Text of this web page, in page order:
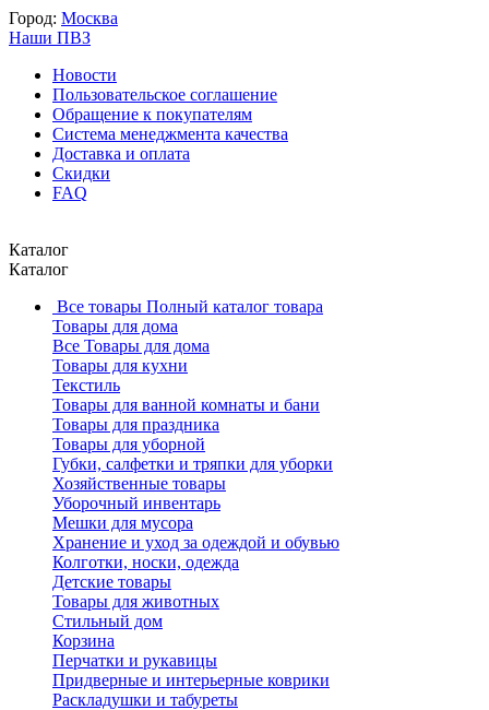
Город: Москва
Наши ПВЗ
Новости
Пользовательское соглашение
Обращение к покупателям
Система менеджмента качества
Доставка и оплата
Скидки
FAQ
Каталог
Каталог
Все товары Полный каталог товара
Товары для дома
Все Товары для дома
Товары для кухни
Текстиль
Товары для ванной комнаты и бани
Товары для праздника
Товары для уборной
Губки, салфетки и тряпки для уборки
Хозяйственные товары
Уборочный инвентарь
Мешки для мусора
Хранение и уход за одеждой и обувью
Колготки, носки, одежда
Детские товары
Товары для животных
Стильный дом
Корзина
Перчатки и рукавицы
Придверные и интерьерные коврики
Раскладушки и табуреты